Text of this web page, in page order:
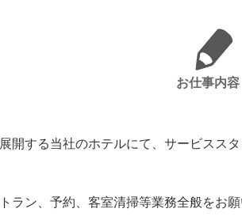
お仕事内容
開する当社のホテルにて、サービスス
ラン、予約、客室清掃等業務全般をお願